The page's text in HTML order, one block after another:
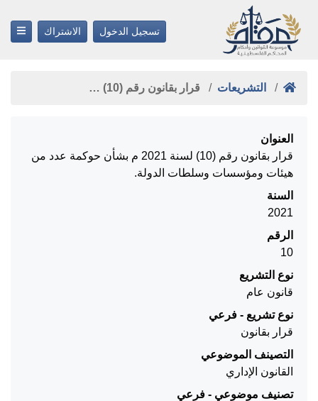
تسجيل الدخول الاشتراك
التشريعات قرار بقانون رقم (10) …
العنوان
قرار بقانون رقم (10) لسنة 2021 م بشأن حوكمة عدد من
هيئات ومؤسسات وسلطات الدولة.
السنة
2021
الرقم
10
نوع التشريع
قانون عام
نوع تشريع - فرعي
قرار بقانون
التصينف الموضوعي
القانون الإداري
تصنيف موضوعي - فرعي